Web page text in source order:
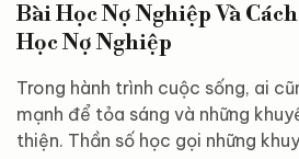
Bài Học Nợ Nghiệp Và
Học Nợ Nghiệp
Trong hành trình cuộc sống, ai
mạnh để tỏa sáng và những
thiện. Thần số học gọi những